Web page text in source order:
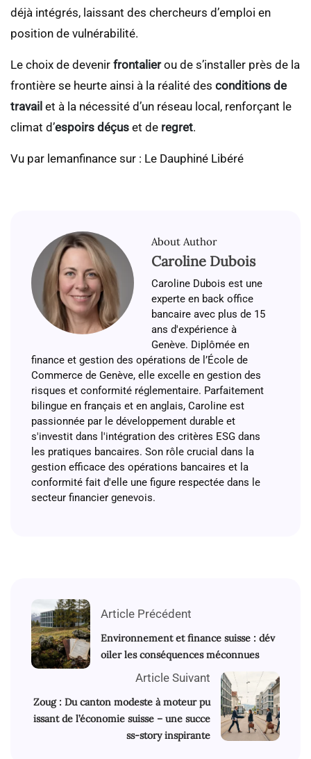
déjà intégrés, laissant des chercheurs d’emploi en
position de vulnérabilité.
Le choix de devenir frontalierou de s’installer près de la
frontière se heurte ainsi à la réalité des conditions de
travail et à la nécessité d’un réseau local, renforçant le
climat d’espoirs déçus et de regret.
Vu par lemanfinance sur : Le Dauphiné Libéré
About Author
Caroline Dubois
Caroline Dubois est une
experte en back office
bancaire avec plus de 15
ans d'expérience à
Genève. Diplômée en
finance et gestion des opérations de l’École de
Commerce de Genève, elle excelle en gestion des
risques et conformité réglementaire. Parfaitement
bilingue en français et en anglais, Caroline est
passionnée par le développement durable et
s'investit dans l'intégration des critères ESG dans
les pratiques bancaires. Son rôle crucial dans la
gestion efficace des opérations bancaires et la
conformité fait d'elle une figure respectée dans le
secteur financier genevois.
Article Précédent
Environnement et finance suisse : dév
oiler les conséquences méconnues
Article Suivant
Zoug : Du canton modeste à moteur pu
issant de l’économie suisse – une succe
ss-story inspirante